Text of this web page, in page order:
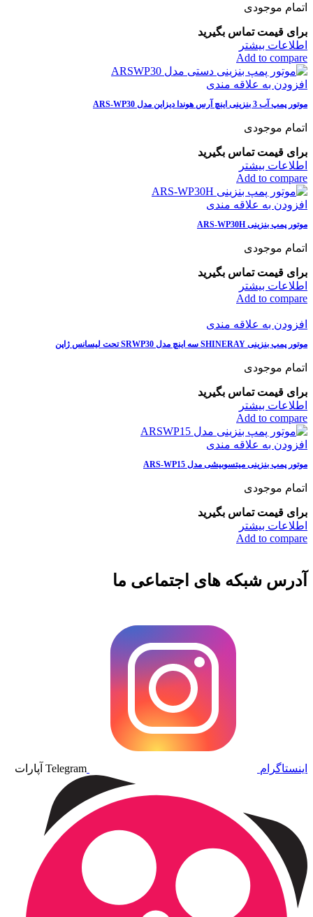
اتمام موجودی
برای قیمت تماس بگیرید
اطلاعات بیشتر
Add to compare
افزودن به علاقه مندی
موتور پمپ آب 3 بنزینی اينچ آرس هوندا ديزاين مدل ARS-WP30
اتمام موجودی
برای قیمت تماس بگیرید
اطلاعات بیشتر
Add to compare
افزودن به علاقه مندی
موتور پمپ بنزینی ARS-WP30H
اتمام موجودی
برای قیمت تماس بگیرید
اطلاعات بیشتر
Add to compare
افزودن به علاقه مندی
موتور پمپ بنزینی SHINERAY سه اینچ مدل SRWP30 تحت لیسانس ژاپن
اتمام موجودی
برای قیمت تماس بگیرید
اطلاعات بیشتر
Add to compare
افزودن به علاقه مندی
موتور پمپ بنزینی میتسوبیشی مدل ARS-WP15
اتمام موجودی
برای قیمت تماس بگیرید
اطلاعات بیشتر
Add to compare
آدرس شبکه های اجتماعی ما
اینستاگرام Telegram آپارات